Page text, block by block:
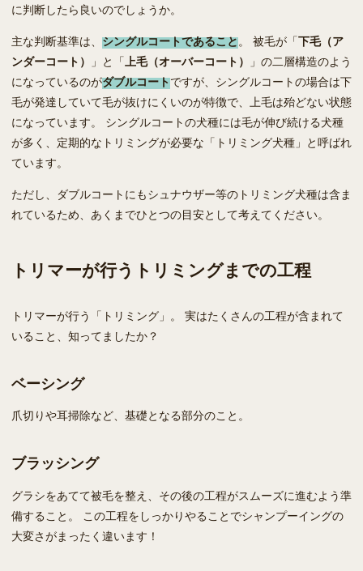
に判断したら良いのでしょうか。
主な判断基準は、 シングルコートであること。 被毛が「下毛（ア
ンダーコート）
」と「上毛（オーバーコート）
」の二層構造のよう
になっているのがダブルコートですが、シングルコートの場合は下
毛が発達していて毛が抜けにくいのが特徴で、上毛は殆どない状態
になっています。 シングルコートの犬種には毛が伸び続ける犬種
が多く、定期的なトリミングが必要な「トリミング犬種」と呼ばれ
ています。
ただし、ダブルコートにもシュナウザー等のトリミング犬種は含ま
れているため、あくまでひとつの目安として考えてください。
トリマーが行うトリミングまでの工程
トリマーが行う「トリミング」。 実はたくさんの工程が含まれて
いること、知ってましたか？
ベーシング
爪切りや耳掃除など、基礎となる部分のこと。
ブラッシング
グラシをあてて被毛を整え、その後の工程がスムーズに進むよう準
備すること。 この工程をしっかりやることでシャンプーイングの
大変さがまったく違います！